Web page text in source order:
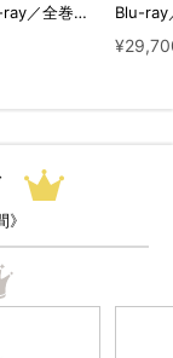
／全巻セ
・アニまる
Blu-ray
ト（初